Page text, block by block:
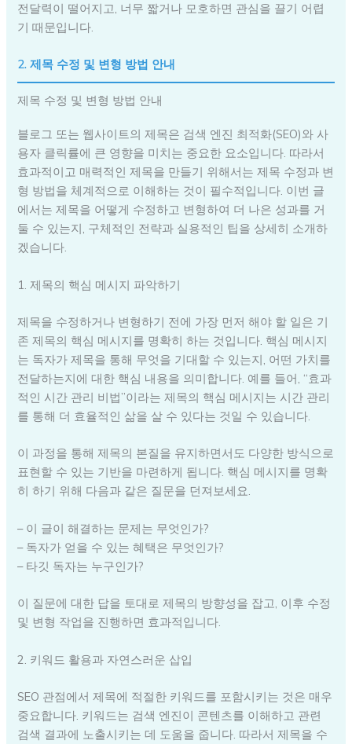
전달력이 떨어지고, 너무 짧거나 모호하면 관심을 끌기 어렵
기 때문입니다.
2. 제목 수정 및 변형 방법 안내
제목 수정 및 변형 방법 안내
블로그 또는 웹사이트의 제목은 검색 엔진 최적화(SEO)와 사
용자 클릭률에 큰 영향을 미치는 중요한 요소입니다. 따라서
효과적이고 매력적인 제목을 만들기 위해서는 제목 수정과 변
형 방법을 체계적으로 이해하는 것이 필수적입니다. 이번 글
에서는 제목을 어떻게 수정하고 변형하여 더 나은 성과를 거
둘 수 있는지, 구체적인 전략과 실용적인 팁을 상세히 소개하
겠습니다.
1. 제목의 핵심 메시지 파악하기
제목을 수정하거나 변형하기 전에 가장 먼저 해야 할 일은 기
존 제목의 핵심 메시지를 명확히 하는 것입니다. 핵심 메시지
는 독자가 제목을 통해 무엇을 기대할 수 있는지, 어떤 가치를
전달하는지에 대한 핵심 내용을 의미합니다. 예를 들어, “효과
적인 시간 관리 비법”이라는 제목의 핵심 메시지는 시간 관리
를 통해 더 효율적인 삶을 살 수 있다는 것일 수 있습니다.
이 과정을 통해 제목의 본질을 유지하면서도 다양한 방식으로
표현할 수 있는 기반을 마련하게 됩니다. 핵심 메시지를 명확
히 하기 위해 다음과 같은 질문을 던져보세요.
– 이 글이 해결하는 문제는 무엇인가?
– 독자가 얻을 수 있는 혜택은 무엇인가?
– 타깃 독자는 누구인가?
이 질문에 대한 답을 토대로 제목의 방향성을 잡고, 이후 수정
및 변형 작업을 진행하면 효과적입니다.
2. 키워드 활용과 자연스러운 삽입
SEO 관점에서 제목에 적절한 키워드를 포함시키는 것은 매우
중요합니다. 키워드는 검색 엔진이 콘텐츠를 이해하고 관련
검색 결과에 노출시키는 데 도움을 줍니다. 따라서 제목을 수